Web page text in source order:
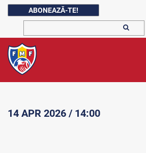
ABONEAZĂ-TE!
14 APR 2026 / 14:00